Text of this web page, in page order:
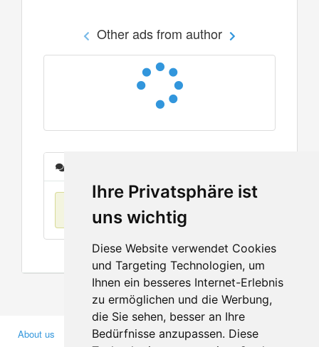
Ihre Privatsphäre ist
uns wichtig
Diese Website verwendet Cookies
und Targeting Technologien, um
Ihnen ein besseres Internet-Erlebnis
zu ermöglichen und die Werbung,
die Sie sehen, besser an Ihre
Bedürfnisse anzupassen. Diese
Other ads from author
No items found
About us Business Partners